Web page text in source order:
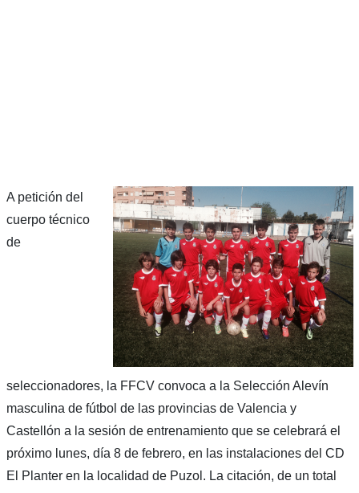
A petición del
cuerpo técnico
de
seleccionadores, la FFCV convoca a la Selección Alevín
masculina de fútbol de las provincias de Valencia y
Castellón a la sesión de entrenamiento que se celebrará el
próximo lunes, día 8 de febrero, en las instalaciones del CD
El Planter en la localidad de Puzol. La citación, de un total